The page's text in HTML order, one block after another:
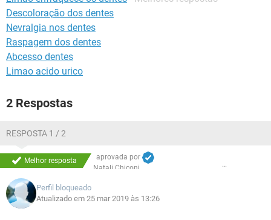
Descoloração dos dentes
Nevralgia nos dentes
Raspagem dos dentes
Abcesso dentes
Limao acido urico
2 Respostas
RESPOSTA 1 / 2
Melhor resposta
aprovada por
Natali Chiconi
Perfil bloqueado
Atualizado em 25 mar 2019 às 13:26